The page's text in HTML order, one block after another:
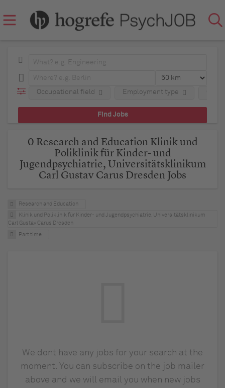
Occupational field Employment type
0 Research and Education Klinik und
Poliklinik für Kinder- und
Jugendpsychiatrie, Universitätsklinikum
Carl Gustav Carus Dresden Jobs
Research and Education
Klinik und Poliklinik für Kinder- und Jugendpsychiatrie, Universitätsklinikum
Carl Gustav Carus Dresden
Part time
We dont have any jobs for your search at the
moment. You can subscribe on the job mailer
above and we will email you when new jobs